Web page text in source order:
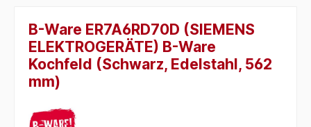
B-Ware ER7A6RD70D (SIEMENS
ELEKTROGERÄTE) B-Ware
Kochfeld (Schwarz, Edelstahl, 562
mm)